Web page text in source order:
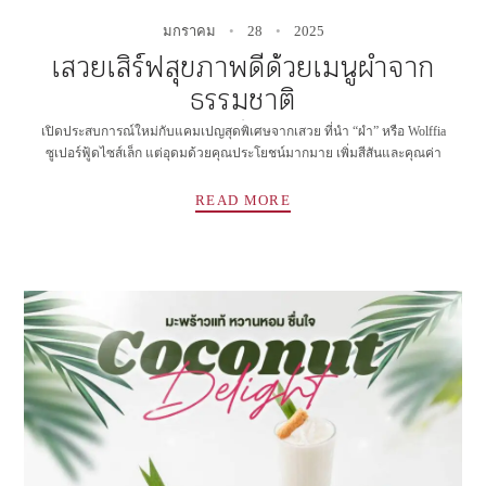
มกราคม 28 2025
เสวยเสิร์ฟสุขภาพดีด้วยเมนูผำจาก
ธรรมชาติ
✻
เปิดประสบการณ์ใหม่กับแคมเปญสุดพิเศษจากเสวย ที่นำ “ผำ” หรือ Wolffia
ซูเปอร์ฟู้ดไซส์เล็ก แต่อุดมด้วยคุณประโยชน์มากมาย เพิ่มสีสันและคุณค่า
READ MORE